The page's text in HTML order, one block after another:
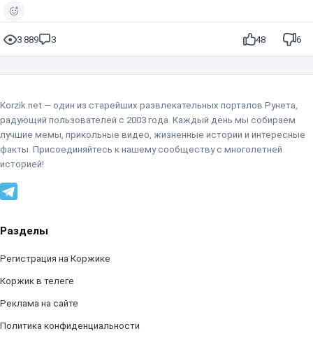
3 889 3 48 6
Korzik.net — один из старейших развлекательных порталов Рунета,
радующий пользователей с 2003 года. Каждый день мы собираем
лучшие мемы, прикольные видео, жизненные истории и интересные
факты. Присоединяйтесь к нашему сообществу с многолетней
историей!
Разделы
Регистрация на Коржике
Коржик в телеге
Реклама на сайте
Политика конфиденциальности